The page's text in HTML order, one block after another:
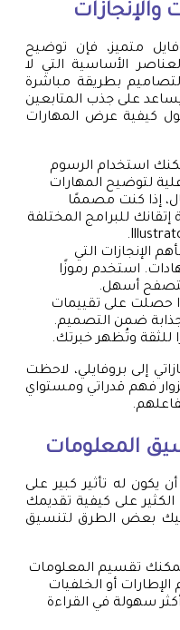
متميز، فإن توضيح
الأساسية التي لا
بطريقة مباشرة
على جذب المتابعين
كيفية عرض المهارات
استخدام الرسوم
لتوضيح المهارات
إذا كنت مصممًا
للبرامج المختلفة
الإنجازات التي
استخدم رموزًا
أسهل.
حصلت على تقييمات
جذابة ضمن التصميم.
للثقة وتُظهر خبرتك.
إلى بروفايلي، لاحظت
فهم قدراتي ومستواي
المعلومات
يكون له تأثير كبير على
على كيفية تقديمك
بعض الطرق لتنسيق
تقسيم المعلومات
أو الخلفيات
سهولة في القراءة